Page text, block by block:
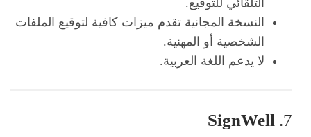
التلقائي للتوقيع.
النسخة المجانية تقدم ميزات كافية لتوقيع الملفات
الشخصية أو المهنية.
لا يدعم اللغة العربية.
7.
SignWell